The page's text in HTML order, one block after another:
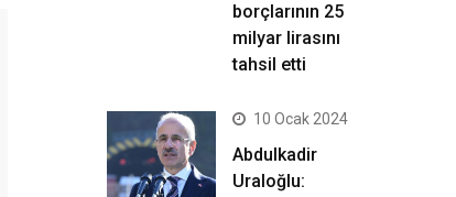
borçlarının 25
milyar lirasını
tahsil etti
10 Ocak 2024
Abdulkadir
Uraloğlu: